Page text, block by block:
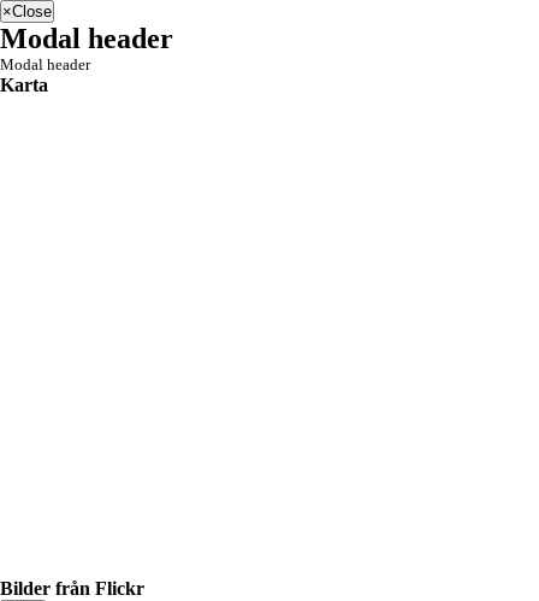
×Close
Modal header
Modal header
Karta
Bilder från Flickr